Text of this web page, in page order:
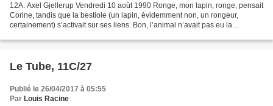
12A. Axel Gjellerup Vendredi 10 août 1990 Ronge, mon lapin, ronge, pensait
Corine, tandis que la bestiole (un lapin, évidemment non, un rongeur,
certainement) s’activait sur ses liens. Bon, l’animal n’avait pas eu la
Le Tube, 11C/27
Publié le 26/04/2017 à 05:55
Par Louis Racine